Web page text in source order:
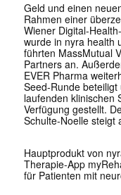
Geld und einen
Rahmen einer
Wiener Digital-
wurde in nyra health
führten MassMutual
Partners an.
EVER Pharma
Seed-Runde
laufenden klinischen
Verfügung gestellt.
Schulte-Noelle steigt
Hauptprodukt von
Therapie-App
für Patienten mit